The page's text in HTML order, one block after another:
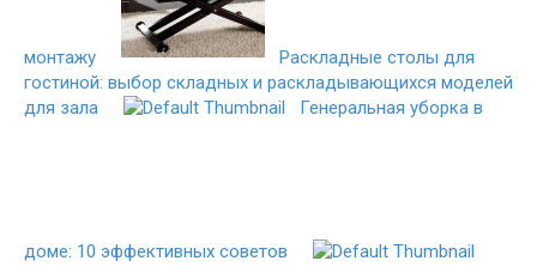
монтажу
Раскладные столы для
гостиной: выбор складных и раскладывающихся моделей
для зала
Генеральная уборка в
доме: 10 эффективных советов